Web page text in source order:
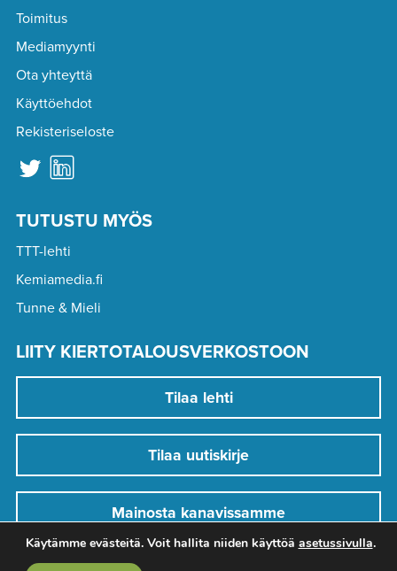
Toimitus
Mediamyynti
Ota yhteyttä
Käyttöehdot
Rekisteriseloste
TUTUSTU MYÖS
TTT-lehti
Kemiamedia.fi
Tunne & Mieli
LIITY KIERTOTALOUSVERKOSTOON
Tilaa lehti
Tilaa uutiskirje
Mainosta kanavissamme
Käytämme evästeitä. Voit hallita niiden käyttöä asetussivulla.